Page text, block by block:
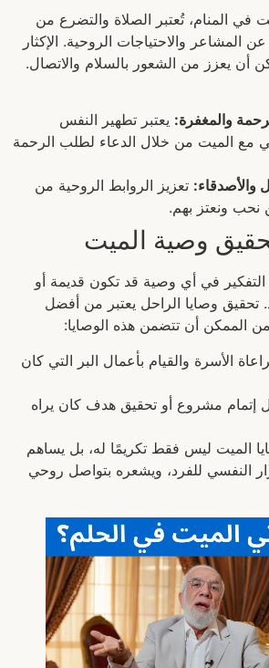
في المنام، تُعتبر الصلاة والتضرع من
المشاعر والاحتياجات الروحية. الإكثار
أن يعزز من الشعور بالسلام والاتصال.
والمغفرة: يعتبر تطهير النفس
مع الميت من خلال الدعاء لطلب الرحمة
والأصدقاء: تعزيز الروابط الروحية من
نحب ونعتز بهم.
وصية الميت
التفكير في أي وصية قد تكون قديمة أو
تحقيق وصايا الراحل يعتبر من أفضل
الممكن أن تتضمن هذه الوصايا:
الأسرة والقيام بأعمال البر التي كان
إتمام مشروع أو تحقيق هدف كان يراه
الميت ليس فقط تكريمًا له، بل يساهم
النفسي للفرد، ويشعره بتواصل روحي